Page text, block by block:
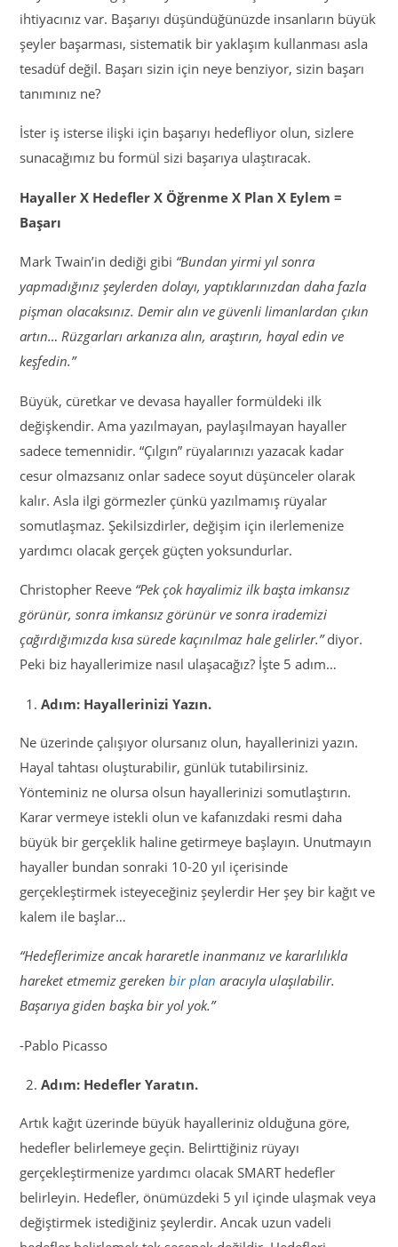
ihtiyacınız var. Başarıyı düşündüğünüzde insanların büyük
şeyler başarması, sistematik bir yaklaşım kullanması asla
tesadüf değil. Başarı sizin için neye benziyor, sizin başarı
tanımınız ne?
İster iş isterse ilişki için başarıyı hedefliyor olun, sizlere
sunacağımız bu formül sizi başarıya ulaştıracak.
Hayaller X Hedefler X Öğrenme X Plan X Eylem =
Başarı
Mark Twain’in dediği gibi “Bundan yirmi yıl sonra
yapmadığınız şeylerden dolayı, yaptıklarınızdan daha fazla
pişman olacaksınız. Demir alın ve güvenli limanlardan çıkın
artın… Rüzgarları arkanıza alın, araştırın, hayal edin ve
keşfedin.”
Büyük, cüretkar ve devasa hayaller formüldeki ilk
değişkendir. Ama yazılmayan, paylaşılmayan hayaller
sadece temennidir. “Çılgın” rüyalarınızı yazacak kadar
cesur olmazsanız onlar sadece soyut düşünceler olarak
kalır. Asla ilgi görmezler çünkü yazılmamış rüyalar
somutlaşmaz. Şekilsizdirler, değişim için ilerlemenize
yardımcı olacak gerçek güçten yoksundurlar.
Christopher Reeve “Pek çok hayalimiz ilk başta imkansız
görünür, sonra imkansız görünür ve sonra irademizi
çağırdığımızda kısa sürede kaçınılmaz hale gelirler.”diyor.
Peki biz hayallerimize nasıl ulaşacağız? İşte 5 adım…
Adım: Hayallerinizi Yazın.
Ne üzerinde çalışıyor olursanız olun, hayallerinizi yazın.
Hayal tahtası oluşturabilir, günlük tutabilirsiniz.
Yönteminiz ne olursa olsun hayallerinizi somutlaştırın.
Karar vermeye istekli olun ve kafanızdaki resmi daha
büyük bir gerçeklik haline getirmeye başlayın. Unutmayın
hayaller bundan sonraki 10-20 yıl içerisinde
gerçekleştirmek isteyeceğiniz şeylerdir Her şey bir kağıt ve
kalem ile başlar…
“Hedeflerimize ancak hararetle inanmanız ve kararlılıkla
hareket etmemiz gerekenbir plan aracıyla ulaşılabilir.
Başarıya giden başka bir yol yok.”
-Pablo Picasso
Adım: Hedefler Yaratın.
Artık kağıt üzerinde büyük hayalleriniz olduğuna göre,
hedefler belirlemeye geçin. Belirttiğiniz rüyayı
gerçekleştirmenize yardımcı olacak SMART hedefler
belirleyin. Hedefler, önümüzdeki 5 yıl içinde ulaşmak veya
değiştirmek istediğiniz şeylerdir. Ancak uzun vadeli